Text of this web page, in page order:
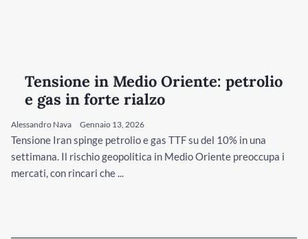
Tensione in Medio Oriente: petrolio
e gas in forte rialzo
Alessandro Nava Gennaio 13, 2026
Tensione Iran spinge petrolio e gas TTF su del 10% in una
settimana. Il rischio geopolitica in Medio Oriente preoccupa i
mercati, con rincari che ...